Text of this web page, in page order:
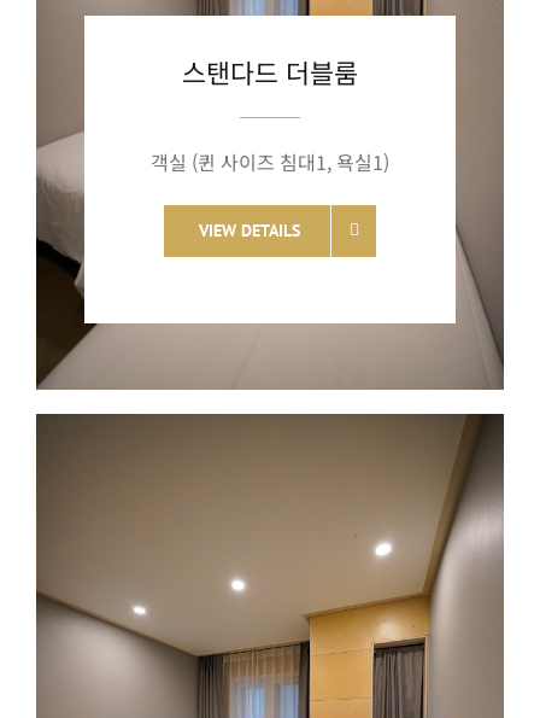
스탠다드 더블룸
객실 (퀸 사이즈 침대1, 욕실1)
VIEW DETAILS